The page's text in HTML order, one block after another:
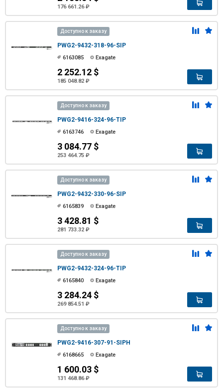
176 661.26 ₽
Доступно к заказу
PWG2-9432-318-96-SIP
6163085 Exagate
2 252.12 $
185 048.82 ₽
Доступно к заказу
PWG2-9416-324-96-TIP
6163746 Exagate
3 084.77 $
253 464.75 ₽
Доступно к заказу
PWG2-9432-330-96-SIP
6165839 Exagate
3 428.81 $
281 733.32 ₽
Доступно к заказу
PWG2-9432-324-96-TIP
6165840 Exagate
3 284.24 $
269 854.51 ₽
Доступно к заказу
PWG2-9416-307-91-SIPH
6168665 Exagate
1 600.03 $
131 468.86 ₽